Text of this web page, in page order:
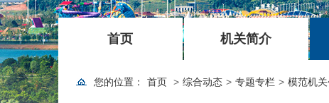
首页
|
机关简介
|
您的位置： 首页 > 综合动态 > 专题专栏 > 模范机